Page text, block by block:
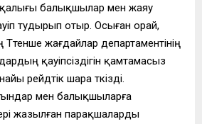
балықшылар мен жаяу
тудырып отыр. Осыған орай,
жағдайлар департаментінің
қауіпсіздігін қамтамасыз
рейдтік шара өткізді.
мен балықшыларға
жазылған парақшаларды